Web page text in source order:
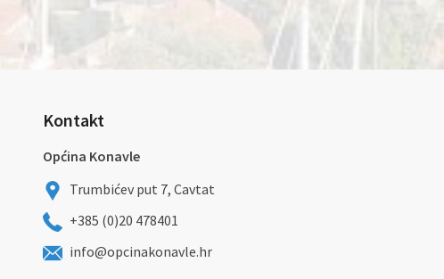
Kontakt
Općina Konavle
Trumbićev put 7, Cavtat
+385 (0)20 478401
info@opcinakonavle.hr